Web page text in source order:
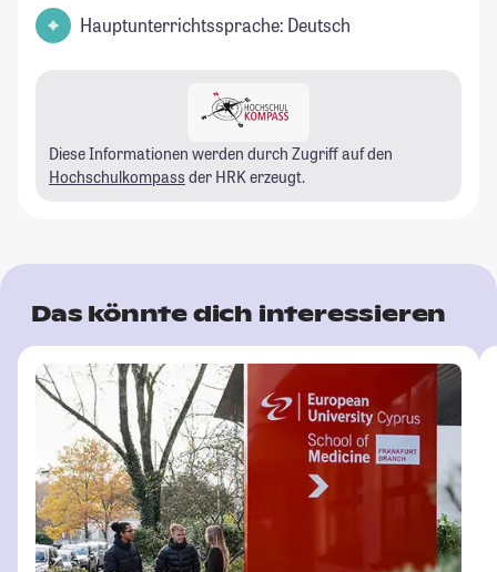
Hauptunterrichtssprache: Deutsch
Diese Informationen werden durch Zugriff auf den
Hochschulkompass der HRK erzeugt.
Das könnte dich interessieren